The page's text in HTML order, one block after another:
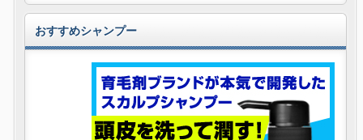
おすすめシャンプー